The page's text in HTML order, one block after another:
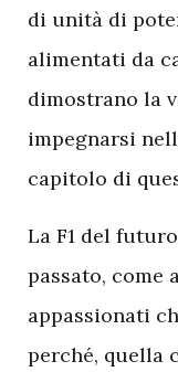
di unità di
alimentati da
dimostrano la
impegnarsi
capitolo di
La F1 del
passato, come
appassionati
perché, quella